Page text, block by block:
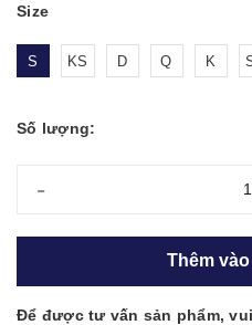
Size
S KS D Q K
Số lượng:
-
Thêm
Để được tư vấn sản phẩm,